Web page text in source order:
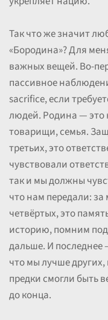
Так что же значит
«Бородина»? Для
важных вещей. Во-
пассивное
sacrifice, если
людей. Родина — это
товарищи, семья.
третьих, это
чувствовали
так и мы должны
что нам передали: за
четвёртых, это
историю, помним
дальше. И последнее
что мы лучше
предки смогли
до конца.